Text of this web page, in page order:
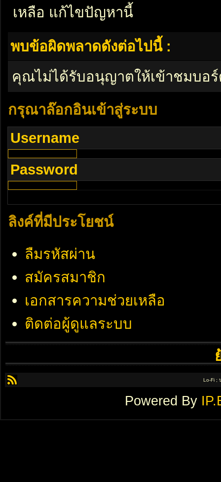
เหลือ แก้ไขปัญหานี้
พบข้อผิดพลาดดังต่อไปนี้ :
คุณไม่ได้รับอนุญาตให้เข้าชมบอ
กรุณาล๊อกอินเข้าสู่ระบบ
Username
Password
ลิงค์ที่มีประโยชน์
ลืมรหัสผ่าน
สมัครสมาชิก
เอกสารความช่วยเหลือ
ติดต่อผู้ดูแลระบบ
Lo-Fi ;
Powered By